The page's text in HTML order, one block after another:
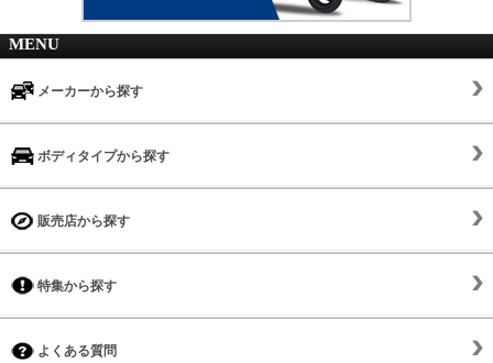
MENU
メーカーから探す
ボディタイプから探す
販売店から探す
特集から探す
よくある質問